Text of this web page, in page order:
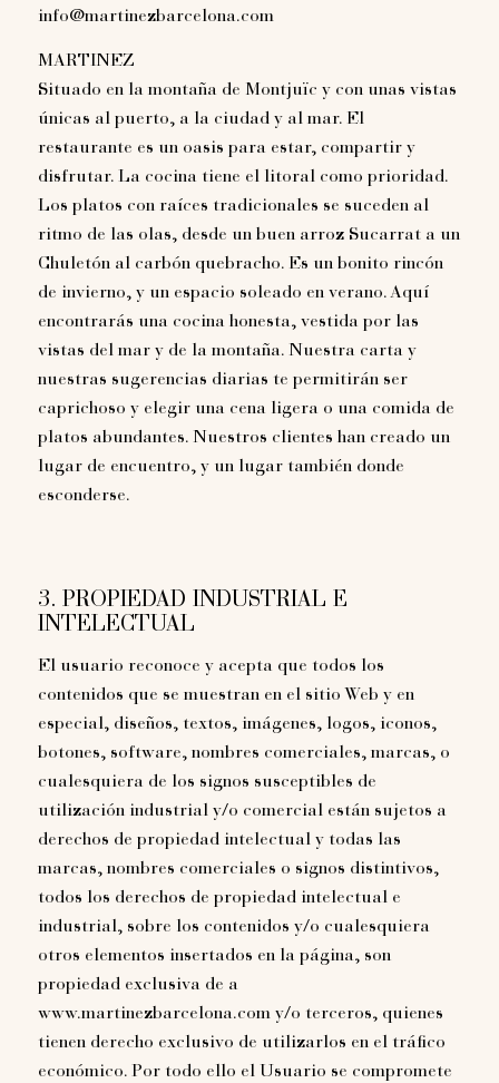
info@martinezbarcelona.com
MARTINEZ
Situado en la montaña de Montjuïc y con unas vistas
únicas al puerto, a la ciudad y al mar. El
restaurante es un oasis para estar, compartir y
disfrutar. La cocina tiene el litoral como prioridad.
Los platos con raíces tradicionales se suceden al
ritmo de las olas, desde un buen arroz Sucarrat a un
Chuletón al carbón quebracho. Es un bonito rincón
de invierno, y un espacio soleado en verano. Aquí
encontrarás una cocina honesta, vestida por las
vistas del mar y de la montaña. Nuestra carta y
nuestras sugerencias diarias te permitirán ser
caprichoso y elegir una cena ligera o una comida de
platos abundantes. Nuestros clientes han creado un
lugar de encuentro, y un lugar también donde
esconderse.
3. PROPIEDAD INDUSTRIAL E
INTELECTUAL
El usuario reconoce y acepta que todos los
contenidos que se muestran en el sitio Web y en
especial, diseños, textos, imágenes, logos, iconos,
botones, software, nombres comerciales, marcas, o
cualesquiera de los signos susceptibles de
utilización industrial y/o comercial están sujetos a
derechos de propiedad intelectual y todas las
marcas, nombres comerciales o signos distintivos,
todos los derechos de propiedad intelectual e
industrial, sobre los contenidos y/o cualesquiera
otros elementos insertados en la página, son
propiedad exclusiva de a
www.martinezbarcelona.com y/o terceros, quienes
tienen derecho exclusivo de utilizarlos en el tráfico
económico. Por todo ello el Usuario se compromete